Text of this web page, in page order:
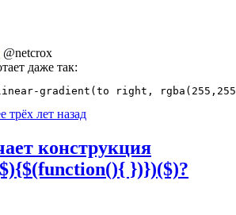
@netcrox
даже так:
linear-gradient(to right,
трёх лет назад
конструкция
})})($)?